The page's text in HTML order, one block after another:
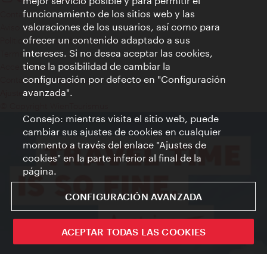
Contacto
Aviso legal
Política de privacidad de datos
Terms of Use
Accesibilidad
Contacto para la prensa
Ajustes de cookie
funcionamiento de los sitios web y las
valoraciones de los usuarios, así como para
ofrecer un contenido adaptado a sus
intereses. Si no desea aceptar las cookies,
tiene la posibilidad de cambiar la
configuración por defecto en "Configuración
avanzada".
Consejo: mientras visita el sitio web, puede
cambiar sus ajustes de cookies en cualquier
momento a través del enlace "Ajustes de
cookies" en la parte inferior al final de la
página.
CONFIGURACIÓN AVANZADA
ACEPTAR TODAS LAS COOKIES